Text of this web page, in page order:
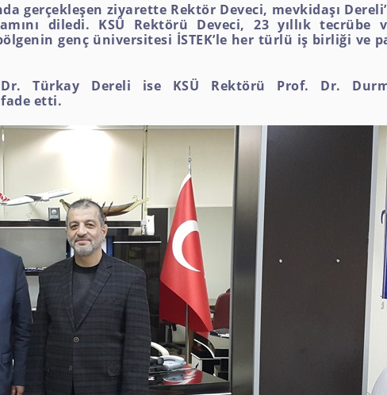
gerçekleşen ziyarette Rektör Deveci, mevkidaşı
diledi. KSÜ Rektörü Deveci, 23 yıllık tecrübe
genç üniversitesi İSTEK’le her türlü iş birliği ve
Türkay Dereli ise KSÜ Rektörü Prof. Dr.
etti.